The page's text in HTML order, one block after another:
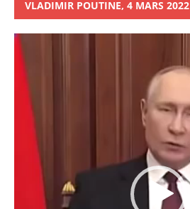
VLADIMIR POUTINE, 4 MARS 2022
Lecteur
vidéo